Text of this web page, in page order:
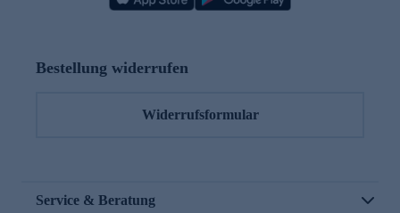
Bestellung widerrufen
Widerrufsformular
Service & Beratung